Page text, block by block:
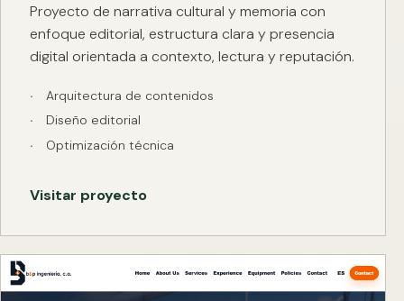
Proyecto de narrativa cultural y memoria con
enfoque editorial, estructura clara y presencia
digital orientada a contexto, lectura y reputación.
Arquitectura de contenidos
Diseño editorial
Optimización técnica
Visitar proyecto